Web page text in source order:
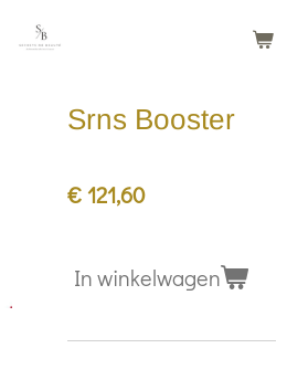
Srns Booster
€ 121,60
In winkelwagen